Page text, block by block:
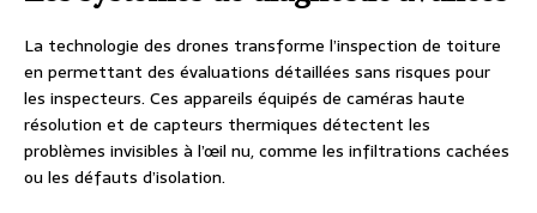
La technologie des drones transforme l’inspection de toiture
en permettant des évaluations détaillées sans risques pour
les inspecteurs. Ces appareils équipés de caméras haute
résolution et de capteurs thermiques détectent les
problèmes invisibles à l’œil nu, comme les infiltrations cachées
ou les défauts d’isolation.